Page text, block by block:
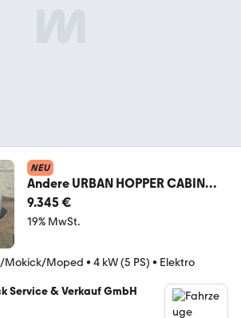
NEU
Andere URBAN HOPPER CABIN
MAX+25/45KMH+LiFePO4+KOFFE
RRA
9.345 €
19% MwSt.
Mokick/Moped • 4 kW (5 PS) • Elektro
Service & Verkauf GmbH